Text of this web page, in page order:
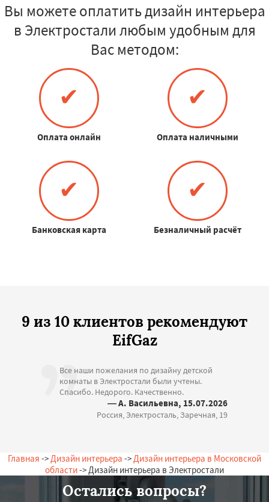
Вы можете оплатить дизайн интерьера
в Электростали любым удобным для
Вас методом:
✔
Оплата онлайн
✔
Оплата наличными
✔
Банковская карта
✔
Безналичный расчёт
9 из 10 клиентов рекомендуют
EifGaz
Все наши пожелания по дизайну детской
комнаты в Электростали были учтены.
Спасибо. Недорого. Качественно.
— А. Васильевна, 15.07.2026
Россия, Электросталь, Заречная, 19
Главная -> Дизайн интерьера -> Дизайн интерьера в Московской
области-> Дизайн интерьера в Электростали
Остались вопросы?